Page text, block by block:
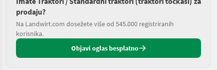
prodaju?
Na Landwirt.com dosežete više od 545.000 registriranih
korisnika.
Objavi oglas besplatno